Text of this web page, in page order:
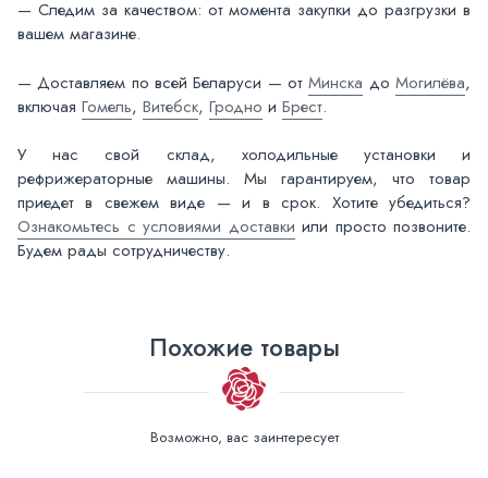
— Следим за качеством: от момента закупки до разгрузки в
вашем магазине.
— Доставляем по всей Беларуси — отМинска доМогилёва,
включая Гомель, Витебск, Гродно и Брест.
У нас свой склад, холодильные установки и
рефрижераторные машины. Мы гарантируем, что товар
приедет в свежем виде — и в срок. Хотите убедиться?
Ознакомьтесь с условиями доставки или просто позвоните.
Будем рады сотрудничеству.
Похожие товары
Возможно, вас заинтересует